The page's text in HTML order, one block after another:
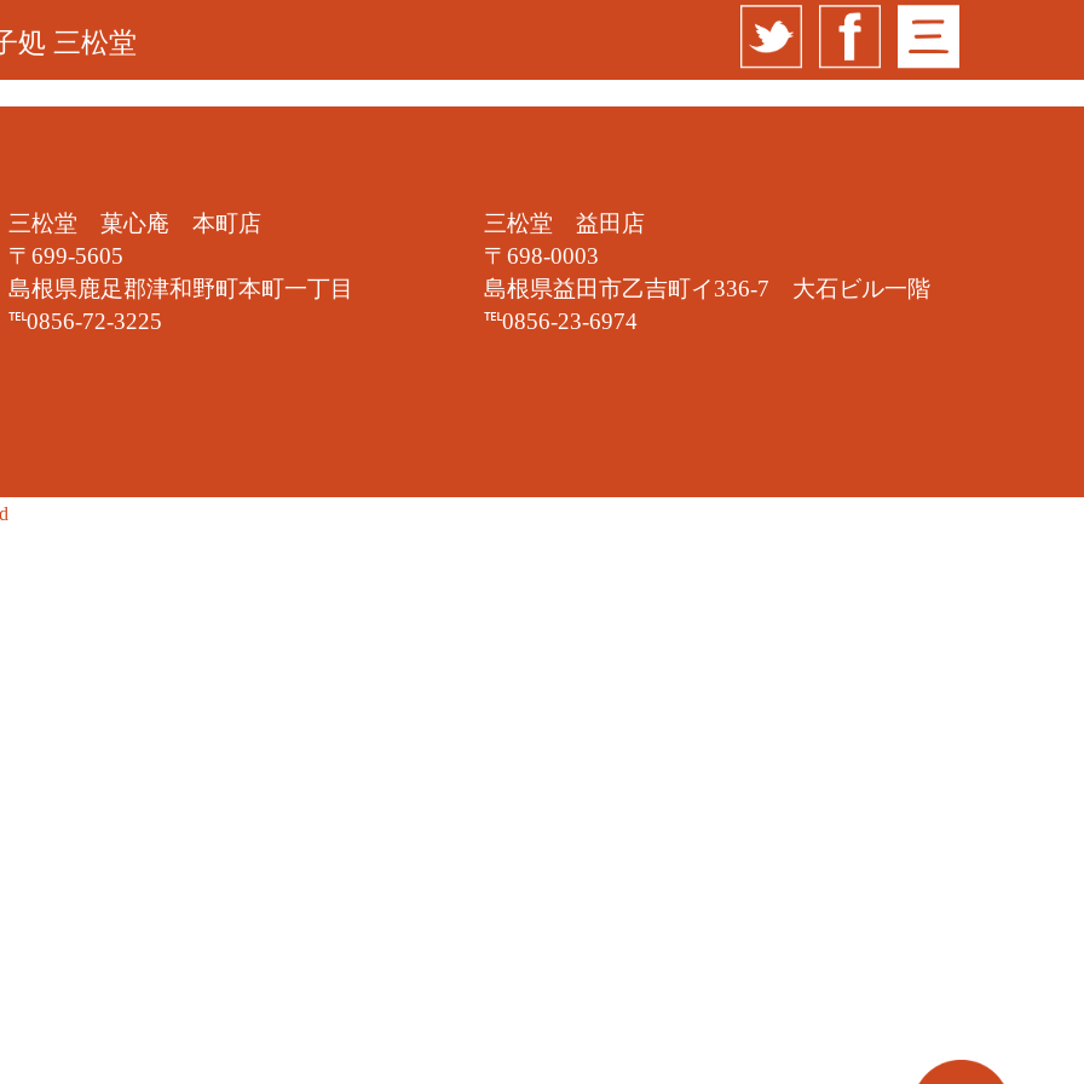
処 三松堂
三松堂 菓心庵 本町店
〒699-5605
島根県鹿足郡津和野町本町一丁目
℡0856-72-3225
三松堂 益田店
〒698-0003
島根県益田市乙吉町イ336-7 大石ビル一階
℡0856-23-6974